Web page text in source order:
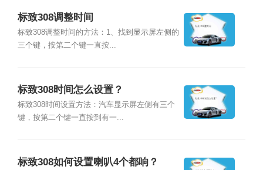
标致308调整时间
标致308调整时间的方法：1、找到显示屏左侧的
三个键，按第二个键一直按...
标致308时间怎么设置？
标致308时间设置方法：汽车显示屏左侧有三个
键，按第二个键一直按到有一...
标致308如何设置喇叭4个都响？